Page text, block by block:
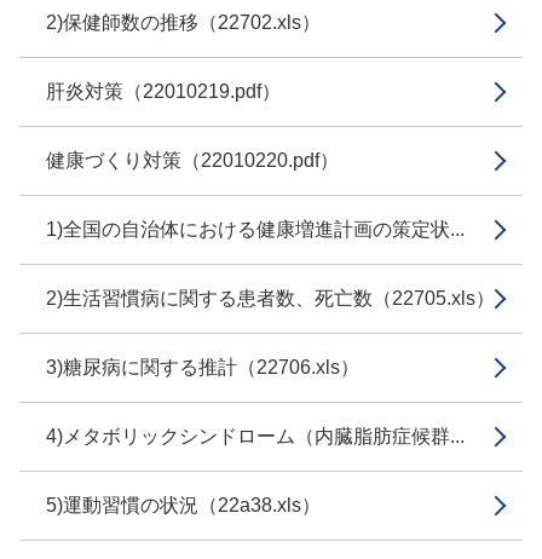
2)保健師数の推移（22702.xls）
肝炎対策（22010219.pdf）
健康づくり対策（22010220.pdf）
1)全国の自治体における健康増進計画の策定状...
2)生活習慣病に関する患者数、死亡数（22705.xls）
3)糖尿病に関する推計（22706.xls）
4)メタボリックシンドローム（内臓脂肪症候群...
5)運動習慣の状況（22a38.xls）